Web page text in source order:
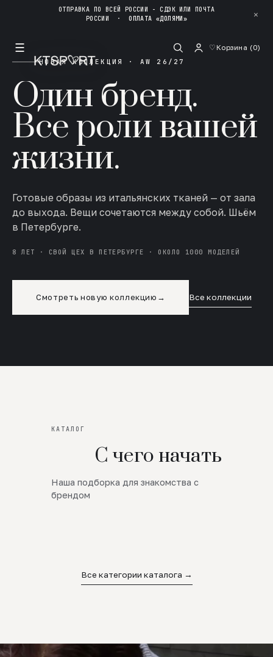
ОТПРАВКА ПО ВСЕЙ РОССИИ - СДЭК ИЛИ ПОЧТА
РОССИИ ·ОПЛАТА «ДОЛЯМИ» ✕
☰ ♡Корзина (0)
НОВАЯ КОЛЛЕКЦИЯ · AW 26/27
Один бренд.
Все роли вашей
жизни.
Готовые образы из итальянских тканей — от зала
до выхода. Вещи сочетаются между собой. Шьём
в Петербурге.
8 ЛЕТ · СВОЙ ЦЕХ В ПЕТЕРБУРГЕ · ОКОЛО 1000 МОДЕЛЕЙ
Смотреть новую коллекцию → Все коллекции
КАТАЛОГ
С чего начать
Наша подборка для знакомства с
брендом
Новинки
SALE
Все категории каталога →